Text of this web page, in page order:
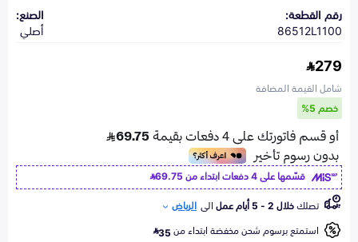
رقم القطعة:
86512L1100
الصنع:
أصلي
279
شامل القيمة المضافة
خصم 5%
قسّمها على 4 دفعات ابتداء من
69.75
تصلكخلال 2 - 5 أيام عمل الى الرياض
استمتع برسوم شحن مخفضة ابتداء من35